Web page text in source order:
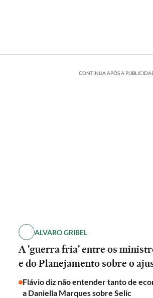
CONTINUA APÓS A
ALVARO GRIBEL
A 'guerra fria' entre os
e do Planejamento sobre o
Flávio diz não entender tanto de
a Daniella Marques sobre Selic